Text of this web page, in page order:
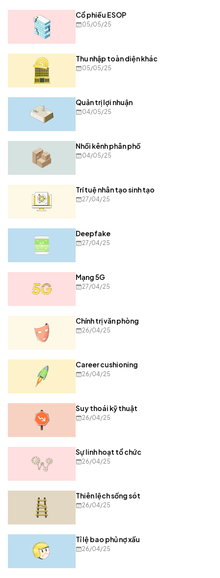
Cổ phiếu ESOP
05/05/25
Thu nhập toàn diện khác
05/05/25
Quản trị lợi nhuận
04/05/25
Nhồi kênh phân phố
04/05/25
Trí tuệ nhân tạo sinh tạo
27/04/25
Deepfake
27/04/25
Mạng 5G
27/04/25
Chính trị văn phòng
26/04/25
Career cushioning
26/04/25
Suy thoái kỹ thuật
26/04/25
Sự linh hoạt tổ chức
26/04/25
Thiên lệch sống sót
26/04/25
Tỉ lệ bao phủ nợ xấu
26/04/25